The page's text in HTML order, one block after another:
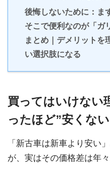
後悔しないために：ま
そこで便利なのが「ガ
まとめ｜デメリットを
い選択肢になる
買ってはいけない
ったほど”安くない
「新古車は新車より安い
が、実はその価格差は年